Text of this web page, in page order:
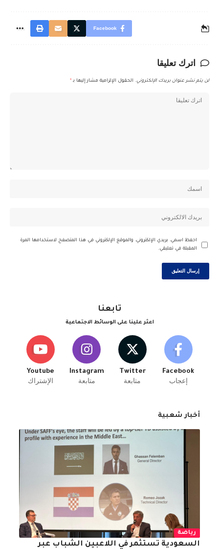
Facebook
اترك تعليقا
لن يتم نشر عنوان بريدك الإلكتروني. الحقول الإلزامية مشار إليها بـ *
احفظ اسمي، بريدي الإلكتروني، والموقع الإلكتروني في هذا المتصفح لاستخدامها المرة
المقبلة في تعليقي.
تابعنا
اعثر علينا على الوسائط الاجتماعية
Facebook
إعجاب
Twitter
متابعة
Instagram
متابعة
Youtube
الإشتراك
أخبار شعبية
رياضة
السعودية تستثمر في اللاعبين الشباب عبر